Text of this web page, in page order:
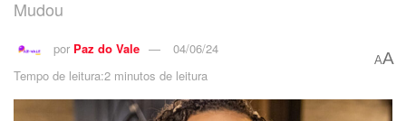
Mudou
por Paz do Vale
04/06/24
Tempo de leitura:2 minutos de leitura
AA